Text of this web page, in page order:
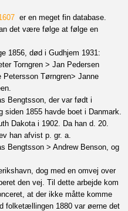
er en meget fin database.
det være følge at følge en
1856, død i Gudhjem 1931:
Torngren > Jan Pedersen
Petersson Tørngren> Janne
Bengtsson, der var født i
1855 havde boet i Danmark.
Dakota i 1902. Da han d. 20.
han afvist p. gr. a.
Bengtsson > Andrew Benson, og
dog med en omvej over
den vej. Til dette arbejde kom
at der ikke måtte komme
folketællingen 1880 var øerne det